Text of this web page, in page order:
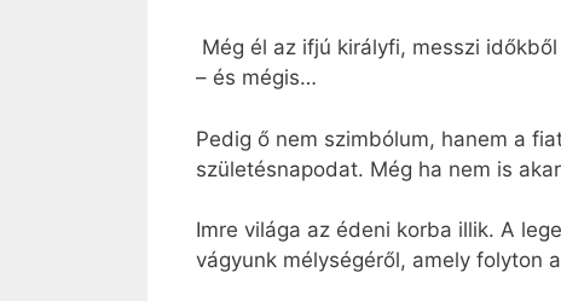
Még él az ifjú királyfi, messzi
– és mégis…
Pedig ő nem szimbólum, hanem a
születésnapodat. Még ha nem is
Imre világa az édeni korba illik. A
vágyunk mélységéről, amely folyton